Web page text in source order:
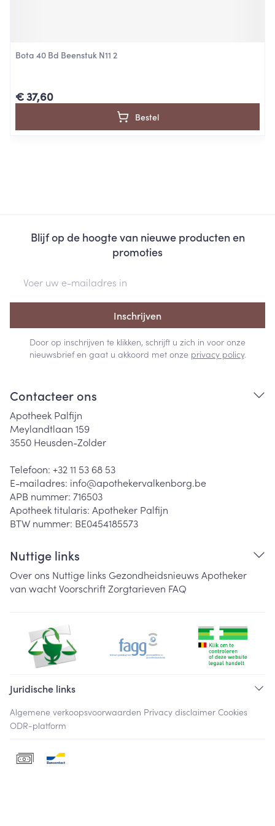
Bota 40 Bd Beenstuk N11 2
€ 37,60
Bestel
Blijf op de hoogte van nieuwe producten en
promoties
Inschrijven
Door op inschrijven te klikken, schrijft u zich in voor onze
nieuwsbrief en gaat u akkoord met onze privacy policy.
Contacteer ons
Apotheek Palfijn
Meylandtlaan 159
3550 Heusden-Zolder
Telefoon: +32 11 53 68 53
E-mailadres: info@apothekervalkenborg.be
APB nummer: 716503
Apotheek titularis: Apotheker Palfijn
BTW nummer: BE0454185573
Nuttige links
Over ons Nuttige links Gezondheidsnieuws Apotheker
van wachtVoorschriftZorgtarieven FAQ
Juridische links
Algemene verkoopsvoorwaarden Privacy disclaimer Cookies
ODR-platform